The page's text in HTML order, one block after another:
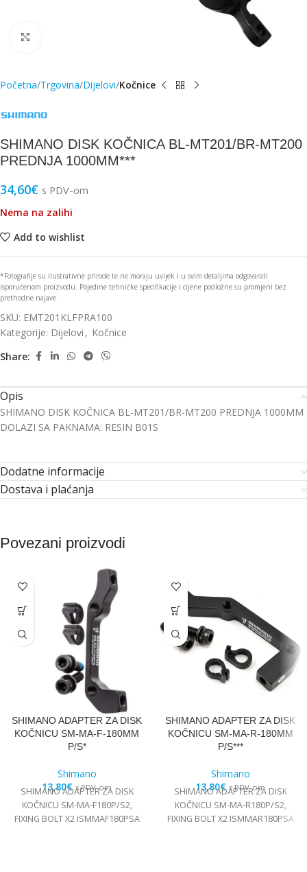
Početna Trgovina Dijelovi Kočnice
SHIMANO DISK KOČNICA BL-MT201/BR-MT200
PREDNJA 1000MM***
34,60€ s PDV-om
Nema na zalihi
Add to wishlist
*Fotografije su ilustrativne prirode te ne moraju uvijek i u svim detaljima odgovarati
isporučenom proizvodu. Pojedine tehničke specifikacije i cijene podložne su promjeni bez
prethodne najave.
SKU: EMT201KLFPRA100
Kategorije: Dijelovi , Kočnice
Share:
Opis
SHIMANO DISK KOČNICA BL-MT201/BR-MT200 PREDNJA 1000MM
DOLAZI SA PAKNAMA: RESIN B01S
Dodatne informacije
Dostava i plaćanja
Povezani proizvodi
SHIMANO ADAPTER ZA DISK
KOČNICU SM-MA-F-180MM
P/S*
Shimano
13,80€ s PDV-om
SHIMANO ADAPTER ZA DISK
KOČNICU SM-MA-F180P/S2,
FIXING BOLT X2 ISMMAF180PSA
SHIMANO ADAPTER ZA DISK
KOČNICU SM-MA-R-180MM
P/S***
Shimano
13,80€ s PDV-om
SHIMANO ADAPTER ZA DISK
KOČNICU SM-MA-R180P/S2,
FIXING BOLT X2 ISMMAR180PSA